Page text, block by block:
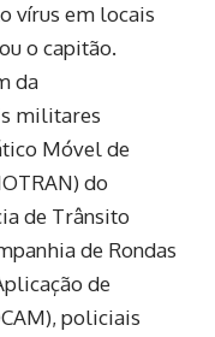
vírus em locais
o capitão.
da
militares
Móvel de
do
de Trânsito
de Rondas
de
policiais